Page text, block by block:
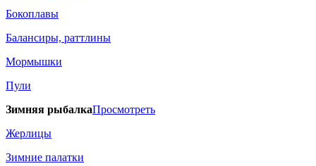
Бокоплавы
Балансиры, раттлины
Мормышки
Пули
Зимняя рыбалкаПросмотреть
Жерлицы
Зимние палатки